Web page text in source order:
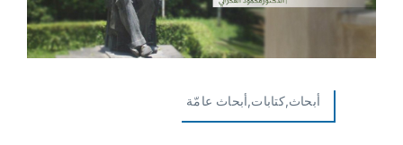
أبحاث,كتابات,أبحاث عامّة